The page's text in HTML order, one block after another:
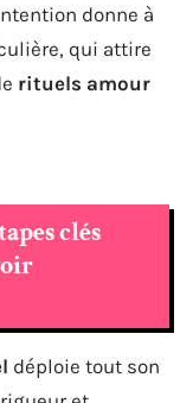
donne à
qui attire
rituels amour
clés
déploie tout son